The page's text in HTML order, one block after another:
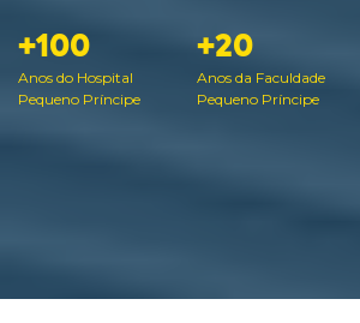
+100
Anos do Hospital
Pequeno Príncipe
+20
Anos da Faculdade
Pequeno Príncipe